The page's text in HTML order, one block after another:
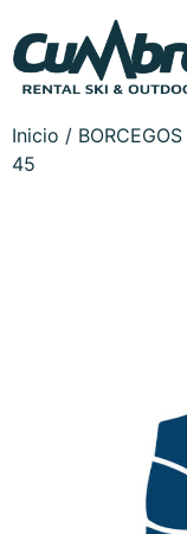
Inicio / BORCEGOS
45